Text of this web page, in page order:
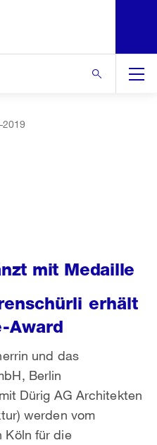
mit Medaille
erhält
Award
und das
Berlin
Dürig AG Architekten
werden vom
Köln für die